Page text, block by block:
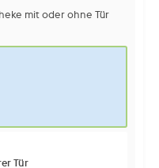
mit oder ohne Tür
Tür